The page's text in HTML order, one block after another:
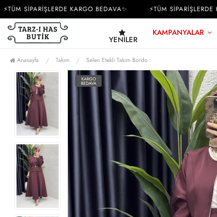
SİPARİŞLERDE KARGO BEDAVA✨ ⚡TÜM SİPARİŞLERDE
YENILER
KAMPANYALAR
Anasayfa Takım Selen Etekli Takım Bordo
KARGO
BEDAVA